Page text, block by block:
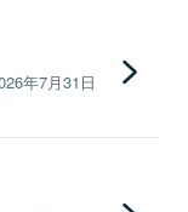
年7月31日